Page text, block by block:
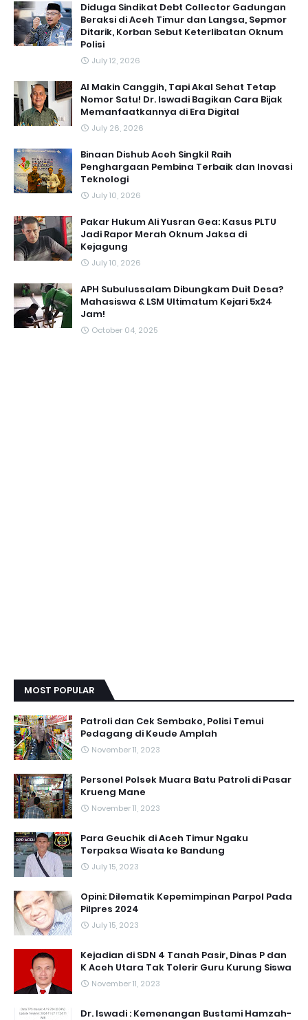
Diduga Sindikat Debt Collector Gadungan
Beraksi di Aceh Timur dan Langsa, Sepmor
Ditarik, Korban Sebut Keterlibatan Oknum
Polisi
July 12, 2026
AI Makin Canggih, Tapi Akal Sehat Tetap
Nomor Satu! Dr. Iswadi Bagikan Cara Bijak
Memanfaatkannya di Era Digital
July 26, 2026
Binaan Dishub Aceh Singkil Raih
Penghargaan Pembina Terbaik dan Inovasi
Teknologi
July 10, 2026
Pakar Hukum Ali Yusran Gea: Kasus PLTU
Jadi Rapor Merah Oknum Jaksa di
Kejagung
July 10, 2026
APH Subulussalam Dibungkam Duit Desa?
Mahasiswa & LSM Ultimatum Kejari 5x24
Jam!
October 04, 2025
MOST POPULAR
Patroli dan Cek Sembako, Polisi Temui
Pedagang di Keude Amplah
November 11, 2023
Personel Polsek Muara Batu Patroli di Pasar
Krueng Mane
November 11, 2023
Para Geuchik di Aceh Timur Ngaku
Terpaksa Wisata ke Bandung
July 15, 2023
Opini: Dilematik Kepemimpinan Parpol Pada
Pilpres 2024
July 15, 2023
Kejadian di SDN 4 Tanah Pasir, Dinas P dan
K Aceh Utara Tak Tolerir Guru Kurung Siswa
November 11, 2023
Dr. Iswadi : Kemenangan Bustami Hamzah-